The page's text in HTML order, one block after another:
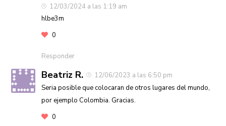
12/03/2024 a las 1:19 am
hlbe3m
0
Responder
Beatriz R.
12/06/2023 a las 6:50 pm
Seria posible que colocaran de otros lugares del mundo,
por ejemplo Colombia. Gracias.
0